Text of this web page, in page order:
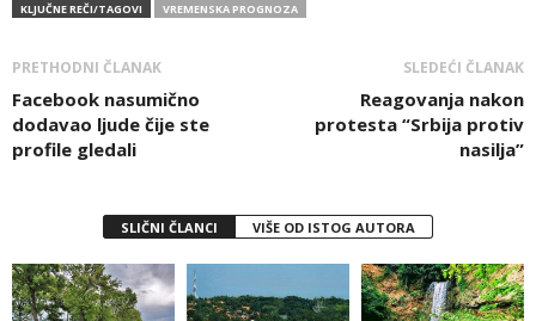
KLJUČNE REČI/TAGOVI
VREMENSKA PROGNOZA
PRETHODNI ČLANAK
Facebook nasumično
dodavao ljude čije ste
profile gledali
SLEDEĆI ČLANAK
Reagovanja nakon
protesta “Srbija protiv
nasilja”
SLIČNI ČLANCI VIŠE OD ISTOG AUTORA